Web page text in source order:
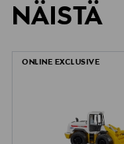
Ikäsuositus
bruder
mönkijä, lelu
LUE TARKEMMAT
NÄISTÄ
ONLINE EXCLUSIVE